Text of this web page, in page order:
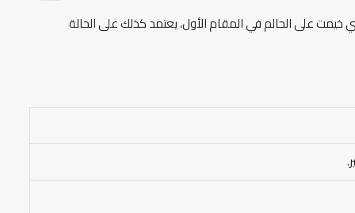
على الحالم في المقام الأول، يعتمد كذلك على الحالة